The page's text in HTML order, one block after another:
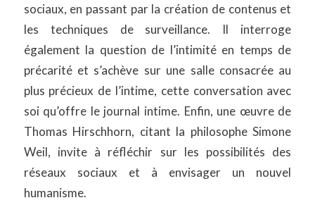
sociaux, en passant par la création de contenus et
les techniques de surveillance. Il interroge
également la question de l’intimité en temps de
précarité et s’achève sur une salle consacrée au
plus précieux de l’intime, cette conversation avec
soi qu’offre le journal intime. Enfin, une œuvre de
Thomas Hirschhorn, citant la philosophe Simone
Weil, invite à réfléchir sur les possibilités des
réseaux sociaux et à envisager un nouvel
humanisme.